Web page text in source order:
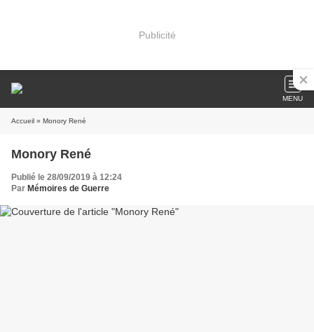
Publicité
MENU
Accueil » Monory René
Monory René
Publié le 28/09/2019 à 12:24
Par Mémoires de Guerre